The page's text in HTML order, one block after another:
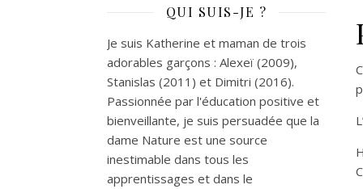
QUI SUIS-JE ?
Je suis Katherine et maman de trois
adorables garçons : Alexeï (2009),
Stanislas (2011) et Dimitri (2016).
Passionnée par l'éducation positive et
bienveillante, je suis persuadée que la
dame Nature est une source
inestimable dans tous les
apprentissages et dans le